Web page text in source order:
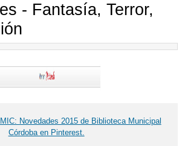
- Fantasía, Terror,
Novedades 2015 de Biblioteca Municipal
Córdoba en Pinterest.